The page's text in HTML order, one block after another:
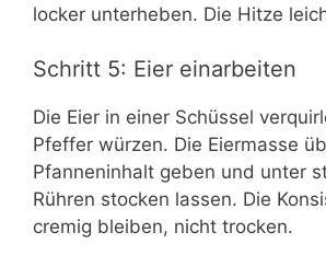
locker unterheben. Die Hitze
Schritt 5: Eier einarbeiten
Die Eier in einer Schüssel
Pfeffer würzen. Die Eiermasse
Pfanneninhalt geben und unter
Rühren stocken lassen. Die
cremig bleiben, nicht trocken.